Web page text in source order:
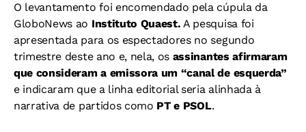
O levantamento foi encomendado pela cúpula da
GloboNews ao Instituto Quaest. A pesquisa foi
apresentada para os espectadores no segundo
trimestre deste ano e, nela, os assinantes afirmaram
que consideram a emissora um “canal de esquerda”
e indicaram que a linha editorial seria alinhada à
narrativa de partidos como PT e PSOL.